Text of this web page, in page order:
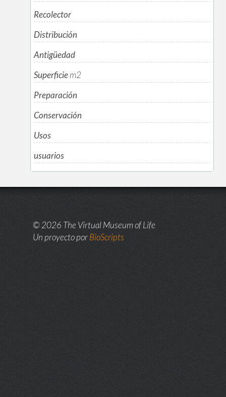
Recolector
Distribución
Antigüedad
Superficiem2
Preparación
Conservación
Usos
usuarios
© 2026 The Virtual Museum of Life
Un proyecto porBioScripts